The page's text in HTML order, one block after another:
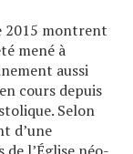
2015 montrent
mené à
aussi
cours depuis
Selon
d’une